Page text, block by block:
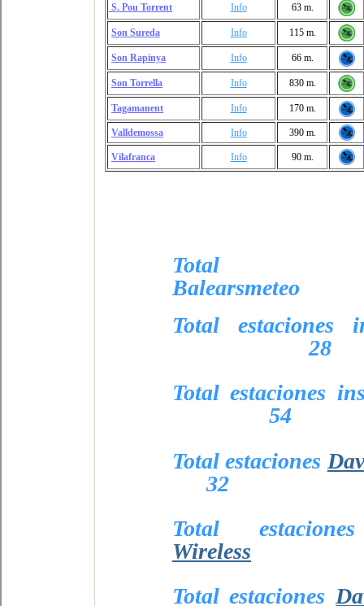
S. Pou Torrent Info 63 m.
Son Sureda Info 115 m.
Son Rapinya Info 66 m.
Son Torrella Info 830 m.
Tagamanent Info 170 m.
Valldemossa Info 390 m.
Vilafranca Info 90 m.
Total
Balearsmeteo
Total
28
Total estaciones
54
Total estaciones
32
Total
Wireless
Total estaciones